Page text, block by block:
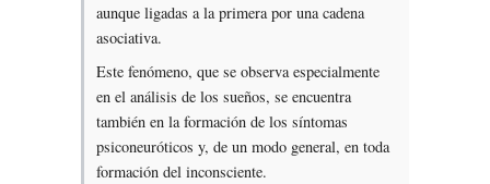
aunque ligadas a la primera por una cadena
asociativa.
Este fenómeno, que se observa especialmente
en el análisis de los sueños, se encuentra
también en la formación de los síntomas
psiconeuróticos y, de un modo general, en toda
formación del inconsciente.